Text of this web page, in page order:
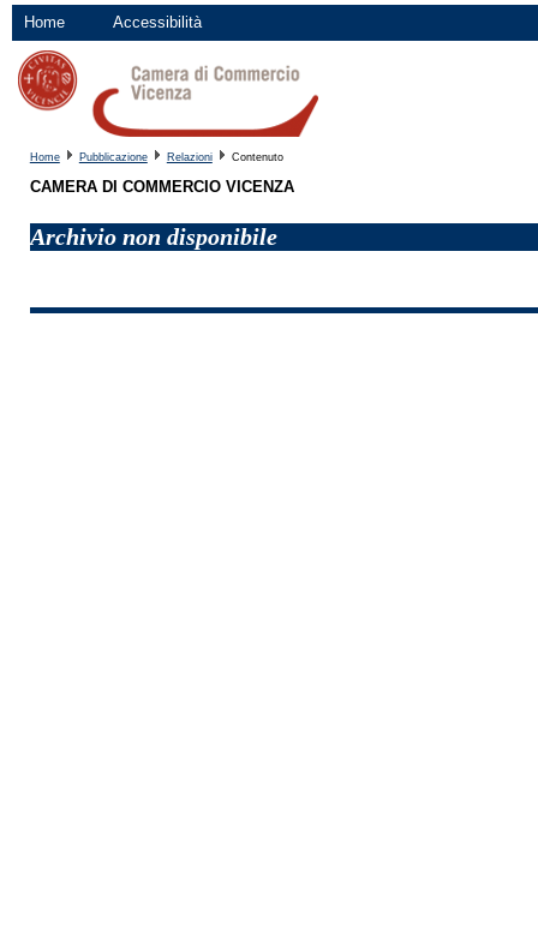
Home Accessibilità
Home Pubblicazione Relazioni Contenuto
CAMERA DI COMMERCIO VICENZA
Archivio non disponibile